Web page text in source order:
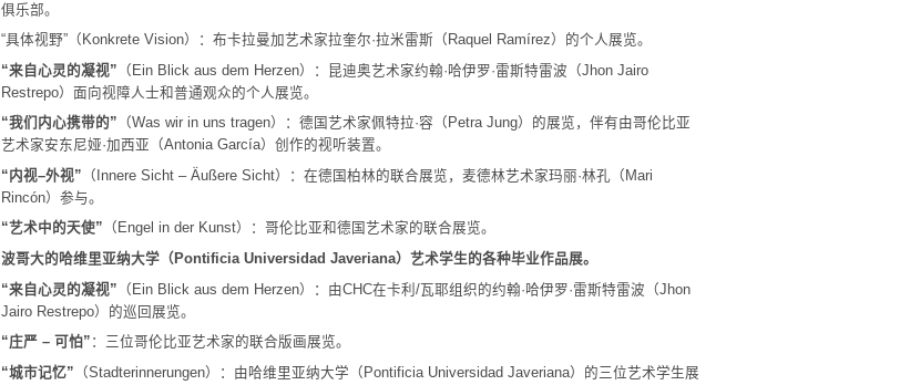
俱乐部。
“具体视野”（Konkrete Vision）：布卡拉曼加艺术家拉奎尔·拉米雷斯（Raquel Ramírez）的个人展览。
“来自心灵的凝视”
（Ein Blick aus dem Herzen）：昆迪奥艺术家约翰·哈伊罗·雷斯特雷波（Jhon Jairo
Restrepo）面向视障人士和普通观众的个人展览。
“我们内心携带的”
（Was wir in uns tragen）：德国艺术家佩特拉·容（Petra Jung）的展览，伴有由哥伦比亚
艺术家安东尼娅·加西亚（Antonia García）创作的视听装置。
“内视–外视”
（Innere Sicht – Äußere Sicht）：在德国柏林的联合展览，麦德林艺术家玛丽·林孔（Mari
Rincón）参与。
“艺术中的天使”
（Engel in der Kunst）：哥伦比亚和德国艺术家的联合展览。
波哥大的哈维里亚纳大学（Pontificia Universidad Javeriana）艺术学生的各种毕业作品展。
“来自心灵的凝视”
（Ein Blick aus dem Herzen）：由CHC在卡利/瓦耶组织的约翰·哈伊罗·雷斯特雷波（Jhon
Jairo Restrepo）的巡回展览。
“庄严 – 可怕” ：三位哥伦比亚艺术家的联合版画展览。
“城市记忆”
（Stadterinnerungen）：由哈维里亚纳大学（Pontificia Universidad Javeriana）的三位艺术学生展